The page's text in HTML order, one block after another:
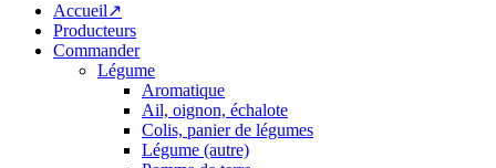
Accueil↗
Producteurs
Commander
Légume
Aromatique
Ail, oignon, échalote
Colis, panier de légumes
Légume (autre)